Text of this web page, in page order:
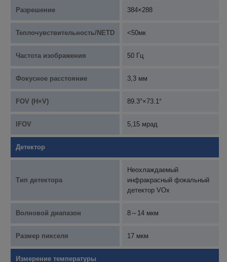
Разрешение 384×288
Теплочувствительность/NETD <50мк
Частота изображения 50 Гц
Фокусное расстояние 3,3 мм
FOV (H×V) 89.3°×73.1°
IFOV 5,15 мрад
Детектор
Тип детектора
Неохлаждаемый
инфракрасный фокальный
детектор VOx
Волновой диапазон 8～14 мкм
Размер пикселя 17 мкм
Измерение температуры